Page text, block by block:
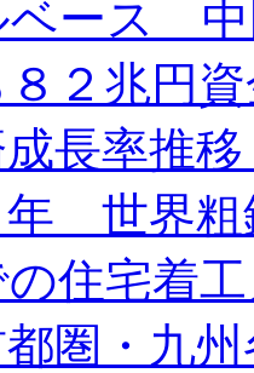
ベース 中
８２兆円
成長率推
年 世界粗
の住宅着
圏・九